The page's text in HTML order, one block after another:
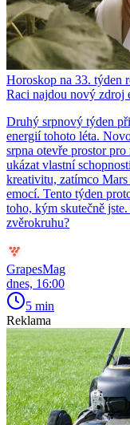
Horoskop na 33. týden
Raci najdou nový zdroj
Druhý srpnový týden
energií tohoto léta.
srpna otevře prostor
ukázat vlastní
kreativitu, zatímco
emocí. Tento týden
toho, kým skutečně
zvěrokruhu?
GrapesMag
dnes, 16:00
5 min
Reklama